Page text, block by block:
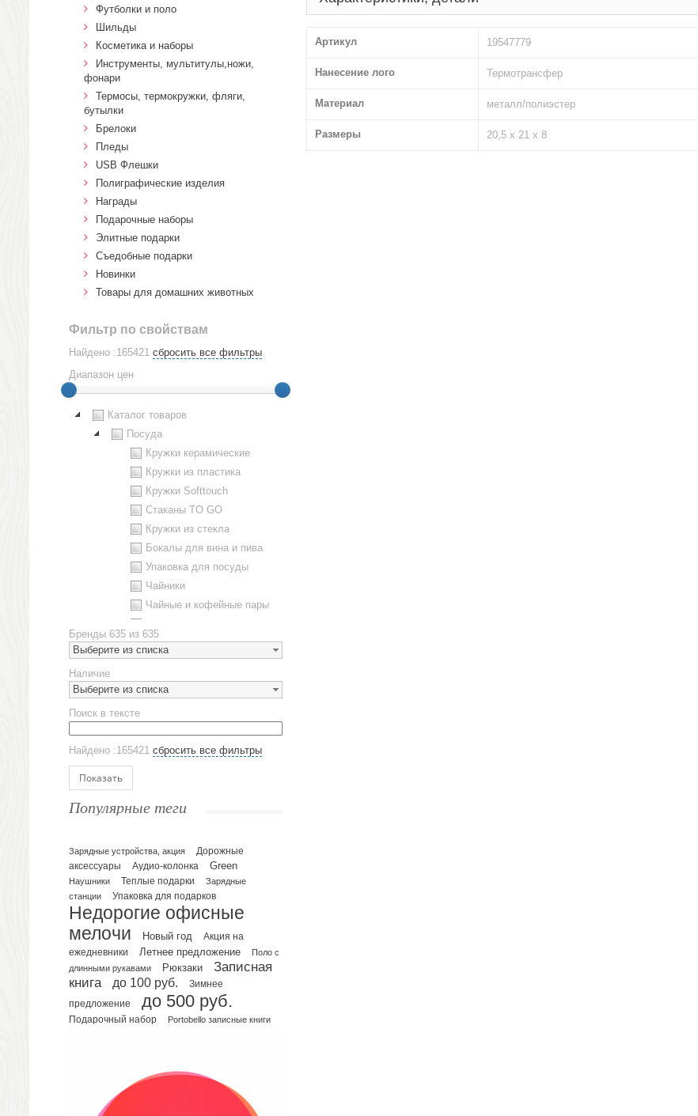
Артикул 19547779
Нанесение лого Термотрансфер
Материал металл/полиэстер
Размеры 20,5 х 21 х 8
Футболки и поло
Шильды
Косметика и наборы
Инструменты, мультитулы,ножи,
фонари
Термосы, термокружки, фляги,
бутылки
Брелоки
Пледы
USB Флешки
Полиграфические изделия
Награды
Подарочные наборы
Элитные подарки
Cъедобные подарки
Новинки
Товары для домашних животных
Фильтр по свойствам
Найдено :165421 сбросить все фильтры
Диапазон цен
Каталог товаров
Посуда
Кружки керамические
Кружки из пластика
Кружки Softtouch
Стаканы TO GO
Кружки из стекла
Бокалы для вина и пива
Упаковка для посуды
Чайники
Чайные и кофейные пары
Наборы посуды
Предметы сервировки
Стаканы
Эко кружки
ЕВРОПОСУДА
Аксессуары
Ежедневники и блокноты
Датированные ежедневники
Планинги и телефонные книжки
Планинги датированные
Планинги недатированные
Телефонные книжки
Органайзер на ежедневник
Сумки и Рюкзаки
Сумки для планшетов и ноутбуков
Рюкзаки
Конференц-сумки
Несессеры и косметички
Бренды 635 из 635
Выберите из списка
Наличие
Выберите из списка
Поиск в тексте
Найдено :165421 сбросить все фильтры
Показать
Популярные теги
Зарядные устройства, акция
Дорожные
аксессуары
Аудио-колонка Green
Наушники Теплые подарки
Зарядные
станции
Упаковка для подарков
Недорогие офисные
мелочи
Новый год
Акция на
ежедневники
Летнее предложение
Поло с
длинными рукавами
Рюкзаки
Записная
книга
до 100 руб.
Зимнее
предложение
до 500 руб.
Подарочный набор Portobello записные книги